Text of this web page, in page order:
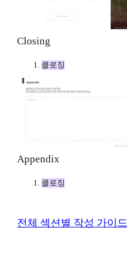
Closing
클로징
Appendix
클로징
전체 섹션별 작성 가이드